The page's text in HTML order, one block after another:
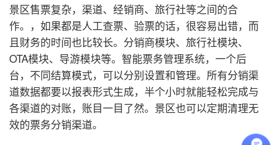
景区售票复杂，渠道、经销商、旅行社等之间的合
作。，如果都是人工查票、验票的话，很容易出错，而
且财务的时间也比较长。分销商模块、旅行社模块、
OTA模块、导游模块等。智能票务管理系统，一个后
台，不同结算模式，可以分别设置和管理。所有分销渠
道数据都要以报表形式生成，半个小时就能轻松完成与
各渠道的对账，账目一目了然。景区也可以定期清理无
效的票务分销渠道。